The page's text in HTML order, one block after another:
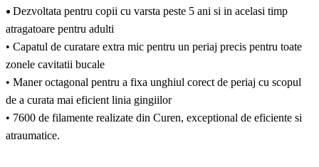
• Dezvoltata pentru copii cu varsta peste 5 ani si in acelasi timp
atragatoare pentru adulti
• Capatul de curatare extra mic pentru un periaj precis pentru toate
zonele cavitatii bucale
• Maner octagonal pentru a fixa unghiul corect de periaj cu scopul
de a curata mai eficient linia gingiilor
• 7600 de filamente realizate din Curen, exceptional de eficiente si
atraumatice.